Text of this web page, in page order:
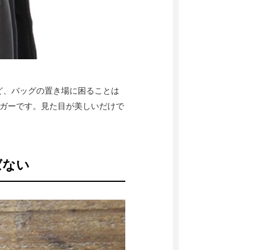
バッグの置き場に困ることは
ーです。見た目が美しいだけで
い